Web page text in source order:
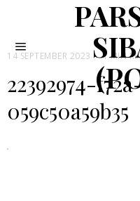
14 SEPTEMBER 2023 1 MIN
22392974-
059c50a59b35